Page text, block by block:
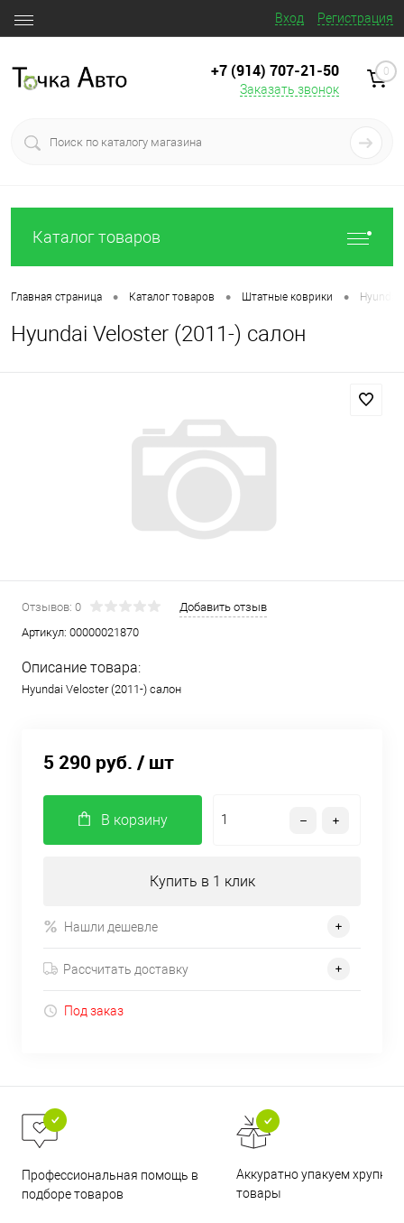
Вход Регистрация
+7 (914) 707‒21‒50
Заказать звонок
0
Каталог товаров
Главная страница • Каталог товаров • Штатные коврики • Hyundai
Hyundai Veloster (2011-) салон
Отзывов: 0
Добавить отзыв
Артикул: 00000021870
Описание товара:
Hyundai Veloster (2011-) салон
5 290 руб. / шт
В корзину
Купить в 1 клик
Нашли дешевле
Рассчитать доставку
Под заказ
Профессиональная помощь в
подборе товаров
Аккуратно упакуем хрупкие
товары